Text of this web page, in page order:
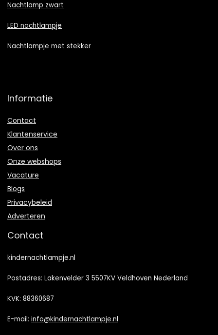
Nachtlamp zwart
LED nachtlampje
Nachtlampje met stekker
Informatie
Contact
Klantenservice
Over ons
Onze webshops
Vacature
Blogs
Privacybeleid
Adverteren
Contact
kindernachtlampje.nl
Postadres: Lakenvelder 3 5507KV Veldhoven Nederland
KVK: 88360687
E-mail: info@kindernachtlampje.nl